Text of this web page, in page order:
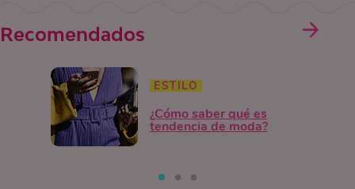
Recomendados
ESTILO
¿Cómo saber qué es
tendencia de moda?